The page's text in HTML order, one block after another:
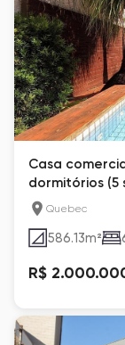
Casa
dormitórios (5
Londrina
Quebec
586.13m²
R$